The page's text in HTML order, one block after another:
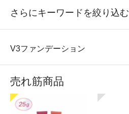
さらにキーワードを絞り込む
V3ファンデーション
売れ筋商品